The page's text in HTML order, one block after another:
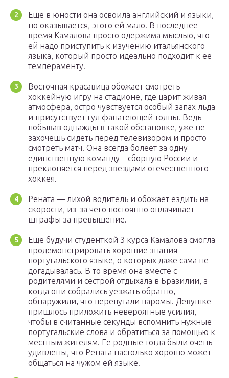
Еще в юности она освоила английский и языки,
но оказывается, этого ей мало. В последнее
время Камалова просто одержима мыслью, что
ей надо приступить к изучению итальянского
языка, который просто идеально подходит к ее
темпераменту.
Восточная красавица обожает смотреть
хоккейную игру на стадионе, где царит живая
атмосфера, остро чувствуется особый запах льда
и присутствует гул фанатеющей толпы. Ведь
побывав однажды в такой обстановке, уже не
захочешь сидеть перед телевизором и просто
смотреть матч. Она всегда болеет за одну
единственную команду – сборную России и
преклоняется перед звездами отечественного
хоккея.
Рената — лихой водитель и обожает ездить на
скорости, из-за чего постоянно оплачивает
штрафы за превышение.
Еще будучи студенткой 3 курса Камалова смогла
продемонстрировать хорошие знания
португальского языке, о которых даже сама не
догадывалась. В то время она вместе с
родителями и сестрой отдыхала в Бразилии, а
когда они собрались уезжать обратно,
обнаружили, что перепутали паромы. Девушке
пришлось приложить невероятные усилия,
чтобы в считанные секунды вспомнить нужные
португальские слова и обратиться за помощью к
местным жителям. Ее родные тогда были очень
удивлены, что Рената настолько хорошо может
общаться на чужом ей языке.